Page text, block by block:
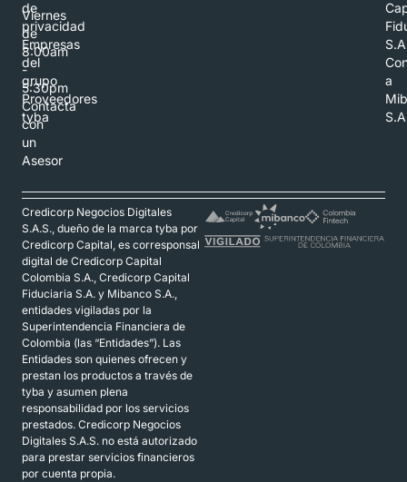
Viernes
de
8:00am
-
5:30pm
Contacta
con
un
Asesor
de
privacidad
Empresas
del
grupo
Proveedores
tyba
a
Credicorp Negocios Digitales
S.A.S., dueño de la marca tyba por
Credicorp Capital, es corresponsal
digital de Credicorp Capital
Colombia S.A., Credicorp Capital
Fiduciaria S.A. y Mibanco S.A.,
entidades vigiladas por la
Superintendencia Financiera de
Colombia (las “Entidades”). Las
Entidades son quienes ofrecen y
prestan los productos a través de
tyba y asumen plena
responsabilidad por los servicios
prestados. Credicorp Negocios
Digitales S.A.S. no está autorizado
para prestar servicios financieros
por cuenta propia.